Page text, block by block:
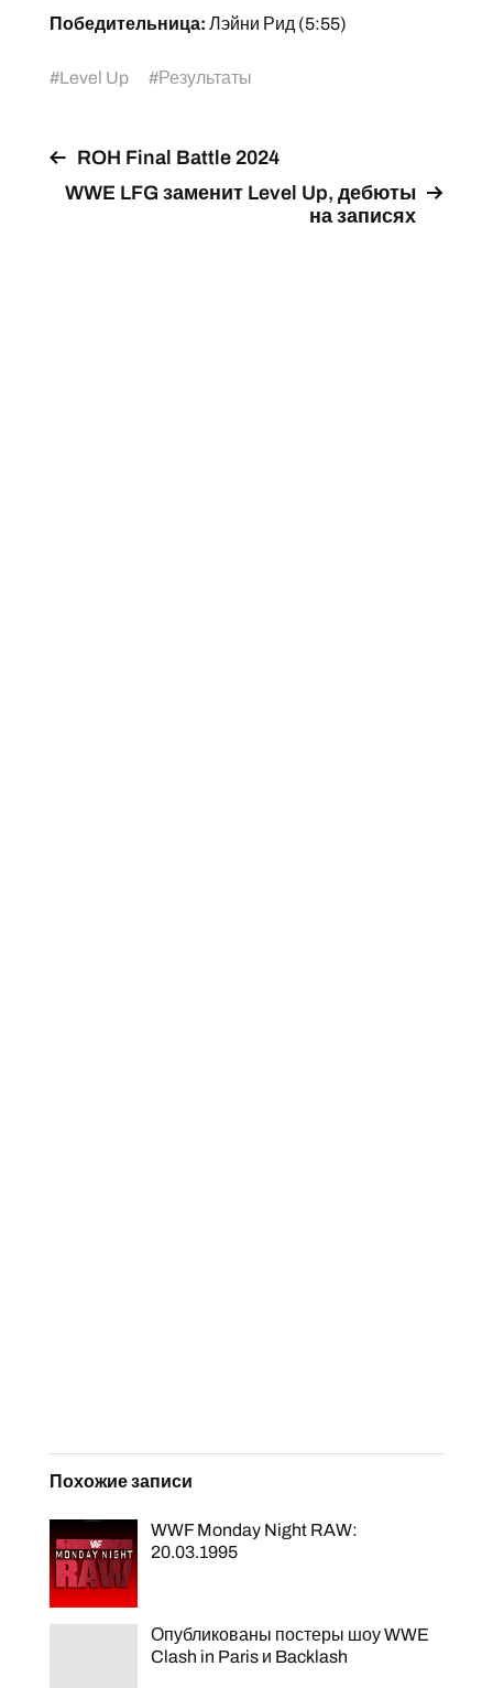
Победительница: Лэйни Рид (5:55)
#Level Up #Результаты
ROH Final Battle 2024
WWE LFG заменит Level Up, дебюты
на записях
Похожие записи
WWF Monday Night RAW:
20.03.1995
Опубликованы постеры шоу WWE
Clash in Paris и Backlash